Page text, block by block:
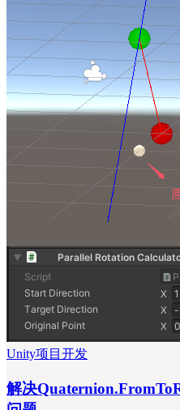
Unity项目开发
解决